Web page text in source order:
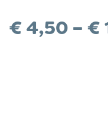
€ 4,50 – €